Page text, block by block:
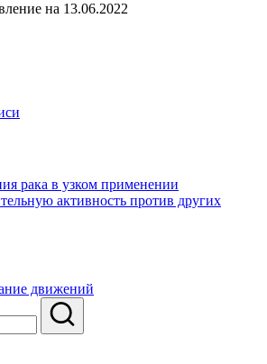
на 13.06.2022
рака в узком применении
активность против других
движений